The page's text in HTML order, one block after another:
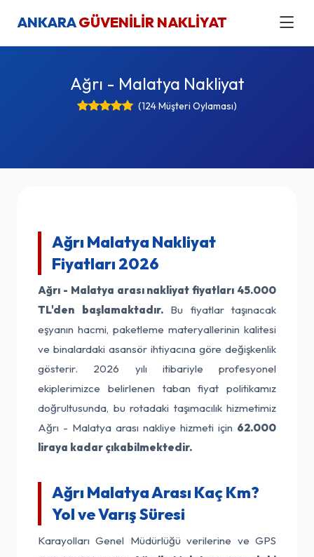
ANKARAGÜVENİLİR NAKLİYAT
Ağrı - Malatya Nakliyat
(124 Müşteri Oylaması)
Ağrı Malatya Nakliyat
Fiyatları 2026
Ağrı - Malatya arası nakliyat fiyatları 45.000
TL'den başlamaktadır.Bu fiyatlar taşınacak
eşyanın hacmi, paketleme materyallerinin kalitesi
ve binalardaki asansör ihtiyacına göre değişkenlik
gösterir. 2026 yılı itibariyle profesyonel
ekiplerimizce belirlenen taban fiyat politikamız
doğrultusunda, bu rotadaki taşımacılık hizmetimiz
Ağrı - Malatya arası nakliye hizmeti için 62.000
liraya kadar çıkabilmektedir.
Ağrı Malatya Arası Kaç Km?
Yol ve Varış Süresi
Karayolları Genel Müdürlüğü verilerine ve GPS